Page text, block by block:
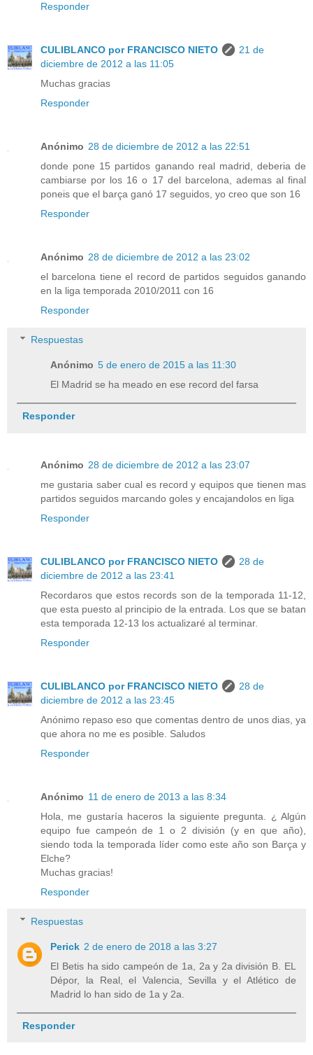
Responder
CULIBLANCO por FRANCISCO NIETO
21 de
diciembre de 2012 a las 11:05
Muchas gracias
Responder
Anónimo 28 de diciembre de 2012 a las 22:51
donde pone 15 partidos ganando real madrid, deberia de
cambiarse por los 16 o 17 del barcelona, ademas al final
poneis que el barça ganó 17 seguidos, yo creo que son 16
Responder
Anónimo 28 de diciembre de 2012 a las 23:02
el barcelona tiene el record de partidos seguidos ganando
en la liga temporada 2010/2011 con 16
Responder
Respuestas
Anónimo 5 de enero de 2015 a las 11:30
El Madrid se ha meado en ese record del farsa
Responder
Anónimo 28 de diciembre de 2012 a las 23:07
me gustaria saber cual es record y equipos que tienen mas
partidos seguidos marcando goles y encajandolos en liga
Responder
CULIBLANCO por FRANCISCO NIETO
28 de
diciembre de 2012 a las 23:41
Recordaros que estos records son de la temporada 11-12,
que esta puesto al principio de la entrada. Los que se batan
esta temporada 12-13 los actualizaré al terminar.
Responder
CULIBLANCO por FRANCISCO NIETO
28 de
diciembre de 2012 a las 23:45
Anónimo repaso eso que comentas dentro de unos dias, ya
que ahora no me es posible. Saludos
Responder
Anónimo 11 de enero de 2013 a las 8:34
Hola, me gustaría haceros la siguiente pregunta. ¿ Algún
equipo fue campeón de 1 o 2 división (y en que año),
siendo toda la temporada líder como este año son Barça y
Elche?
Muchas gracias!
Responder
Respuestas
Perick 2 de enero de 2018 a las 3:27
El Betis ha sido campeón de 1a, 2a y 2a división B. EL
Dépor, la Real, el Valencia, Sevilla y el Atlético de
Madrid lo han sido de 1a y 2a.
Responder